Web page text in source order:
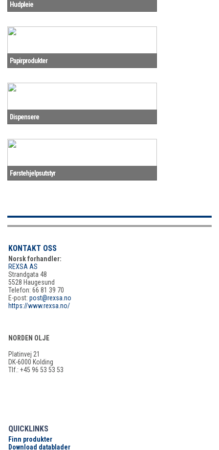
Hudpleie
Papirprodukter
Dispensere
Førstehjelpsutstyr
KONTAKT OSS
Norsk forhandler:
REXSA AS
Strandgata 48
5528 Haugesund
Telefon: 66 81 39 70
E-post: post@rexsa.no
https://www.rexsa.no/
NORDEN OLJE
Platinvej 21
DK-6000 Kolding
Tlf.: +45 96 53 53 53
QUICKLINKS
Finn produkter
Download datablader